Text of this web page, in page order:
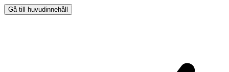
Gå till huvudinnehåll